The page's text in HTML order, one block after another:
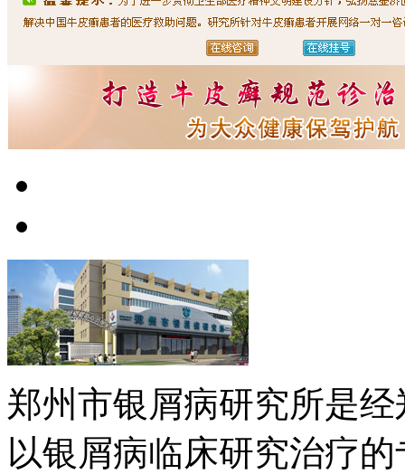
郑州市银屑病研究所是
以银屑病临床研究治疗